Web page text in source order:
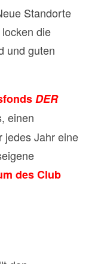
Standorte
die
und guten
DER
einen
jedes Jahr eine
des Club